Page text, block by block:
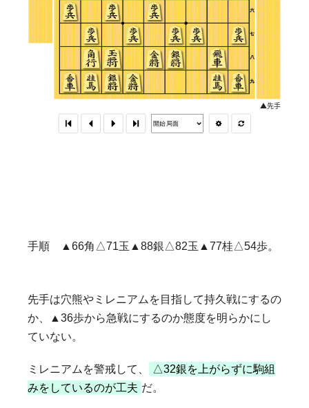
手順 ▲66角△71玉▲88銀△82玉▲77桂△54歩。
先手は穴熊やミレニアムを目指して持久戦にするの
か、▲36歩から急戦にするのか態度を明らかにし
ていない。
ミレニアムを警戒して、
△32銀を上がらずに駒組
みをしているのが工夫 だ。